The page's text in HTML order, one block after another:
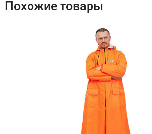
Похожие товары